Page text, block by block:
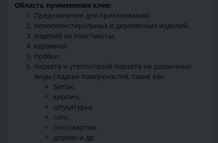
Область применения клея:
Предназначен для приклеивания:
пенополистирольных и деревянных изделий,
изделий из пластмассы,
керамики,
пробки,
паркета и утеплителей паркета на различные
виды гладких поверхностей, такие как:
бетон,
кирпич,
штукатурка,
гипс,
гипсокартон,
дерево и др.